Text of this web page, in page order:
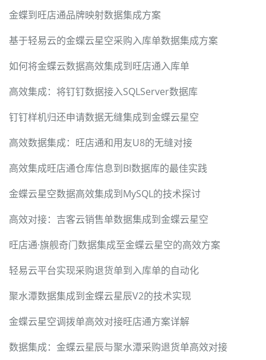
金蝶到旺店通品牌映射数据集成方案
基于轻易云的金蝶云星空采购入库单数据集成方案
如何将金蝶云数据高效集成到旺店通入库单
高效集成：将钉钉数据接入SQLServer数据库
钉钉样机归还申请数据无缝集成到金蝶云星空
高效数据集成：旺店通和用友U8的无缝对接
高效集成旺店通仓库信息到BI数据库的最佳实践
金蝶云星空数据高效集成到MySQL的技术探讨
高效对接：吉客云销售单数据集成到金蝶云星空
旺店通·旗舰奇门数据集成至金蝶云星空的高效方案
轻易云平台实现采购退货单到入库单的自动化
聚水潭数据集成到金蝶云星辰V2的技术实现
金蝶云星空调拨单高效对接旺店通方案详解
数据集成：金蝶云星辰与聚水潭采购退货单高效对接